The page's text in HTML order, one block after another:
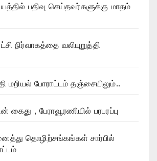
பதிவு செய்தவர்களுக்கு மாதம்
நிர்வாகத்தை வலியுறுத்தி
மறியல் போராட்டம் தஞ்சையிலும்..
கைது , பேராவூரணியில் பரபரப்பு
தொழிற்சங்கங்கள் சார்பில்